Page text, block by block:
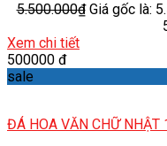
5.500.000₫ Giá gốc là:
Xem chi tiết
500000 đ
sale
ĐÁ HOA VĂN CHỮ NHẬT